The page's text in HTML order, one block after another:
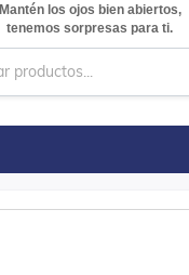
Mantén los ojos bien abiertos,
tenemos sorpresas para ti.